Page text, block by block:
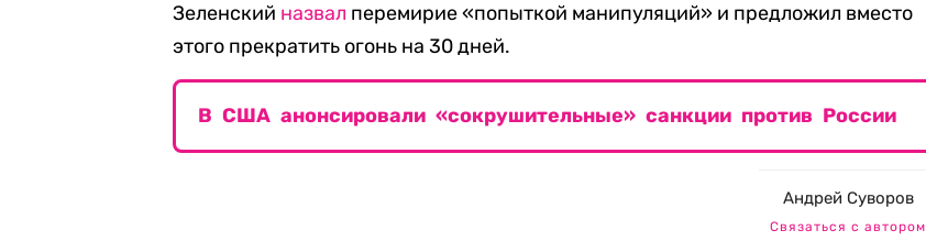
Зеленский назвал перемирие «попыткой манипуляций» и предложил вместо
этого прекратить огонь на 30 дней.
В США анонсировали «сокрушительные» санкции против России
Андрей Суворов
Связаться с автором